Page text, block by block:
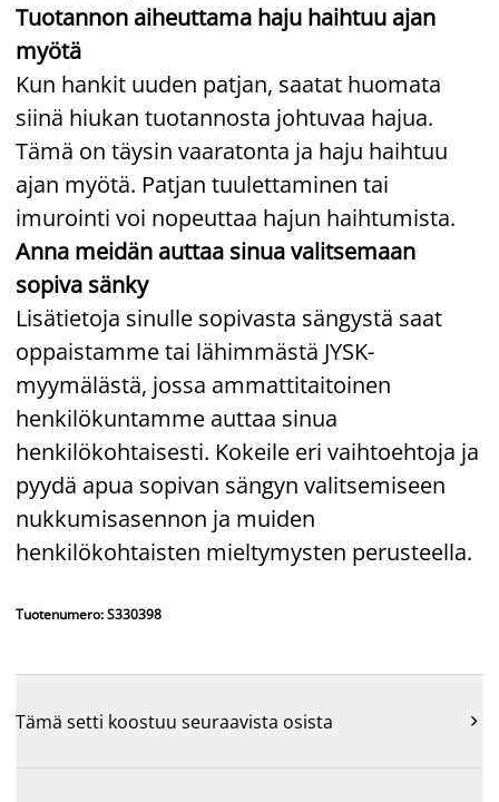
Tuotannon aiheuttama haju haihtuu ajan
myötä
Kun hankit uuden patjan, saatat huomata
siinä hiukan tuotannosta johtuvaa hajua.
Tämä on täysin vaaratonta ja haju haihtuu
ajan myötä. Patjan tuulettaminen tai
imurointi voi nopeuttaa hajun haihtumista.
Anna meidän auttaa sinua valitsemaan
sopiva sänky
Lisätietoja sinulle sopivasta sängystä saat
oppaistamme tai lähimmästä JYSK-
myymälästä, jossa ammattitaitoinen
henkilökuntamme auttaa sinua
henkilökohtaisesti. Kokeile eri vaihtoehtoja ja
pyydä apua sopivan sängyn valitsemiseen
nukkumisasennon ja muiden
henkilökohtaisten mieltymysten perusteella.
Tuotenumero: S330398
Tämä setti koostuu seuraavista osista 